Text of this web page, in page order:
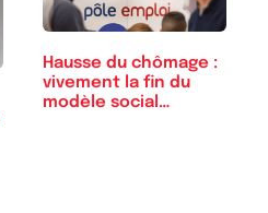
Hausse du chômage :
vivement la fin du
modèle social…